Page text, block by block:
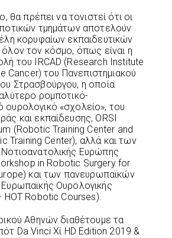
θα πρέπει να τονιστεί ότι οι
τμημάτων αποτελούν
κορυφαίων εκπαιδευτικών
τον κόσµο, όπως είναι η
του IRCAD (Research Institute
Cancer) του Πανεπιστημιακού
Στρασβούργου, η οποία
ρομποτικό-
ουρολογικό «σχολείο», του
και εκπαίδευσης, ORSI
(Robotic Training Center and
Training Center), αλλά και των
Ευρώπης
in Robotic Surgery for
και των πανευρωπαϊκών
Ουρολογικής
ΗΟΤ Robotic Courses).
Αθηνών διαθέτουμε τα
Da Vinci Χί HD Edition 2019 &